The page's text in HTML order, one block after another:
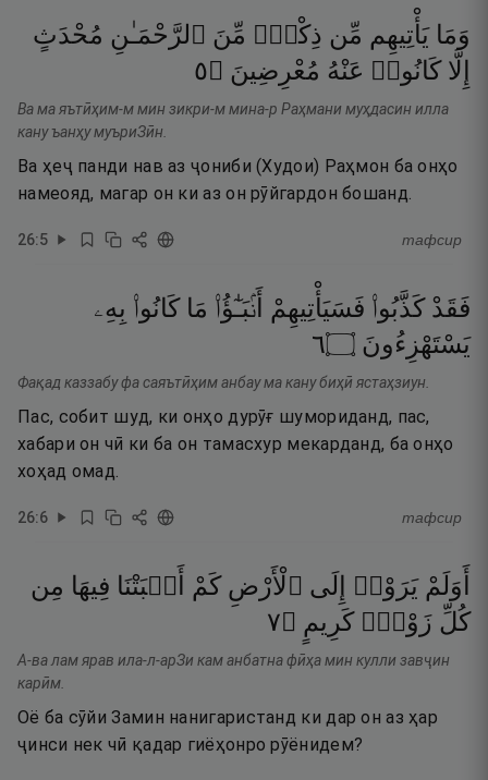
وَمَا يَأْتِيهِم مِّن ذِكْرٍۢ مِّنَ ٱلرَّحْمَـٰنِ مُحْدَثٍ
إِلَّا كَانُوا۟ عَنْهُ مُعْرِضِينَ ۝٥
Ва ма яътӣҳим-м мин зикри-м мина-р Раҳмани муҳдасин илла
кану ъанҳу муъриЗӣн.
Ва ҳеҷ панди нав аз ҷониби (Худои) Раҳмон ба онҳо
намеояд, магар он ки аз он рӯйгардон бошанд.
26:5 тафсир
فَقَدْ كَذَّبُوا۟ فَسَيَأْتِيهِمْ أَنۢبَـٰٓؤُا۟ مَا كَانُوا۟ بِهِۦ
يَسْتَهْزِءُونَ ۝٦
Фақад каззабу фа саяътӣҳим анбау ма кану биҳӣ ястаҳзиун.
Пас, собит шуд, ки онҳо дурӯғ шумориданд, пас,
хабари он чӣ ки ба он тамасхур мекарданд, ба онҳо
хоҳад омад.
26:6 тафсир
أَوَلَمْ يَرَوْا۟ إِلَى ٱلْأَرْضِ كَمْ أَنۢبَتْنَا فِيهَا مِن
كُلِّ زَوْجٍۢ كَرِيمٍ ۝٧
А-ва лам ярав ила-л-арЗи кам анбатна фӣҳа мин кулли завҷин
карӣм.
Оё ба сӯйи Замин нанигаристанд ки дар он аз ҳар
ҷинси нек чӣ қадар гиёҳонро рӯёнидем?